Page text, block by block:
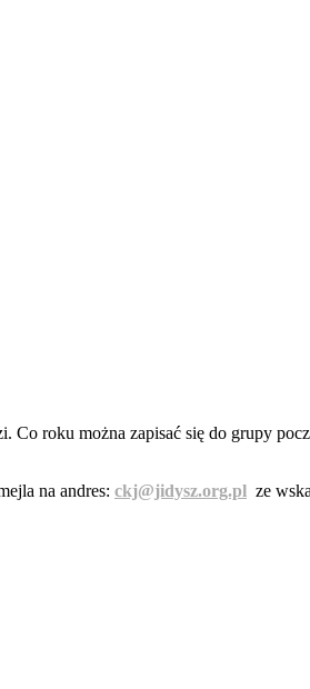
roku można zapisać się do grupy
na andres: ckj@jidysz.org.pl ze